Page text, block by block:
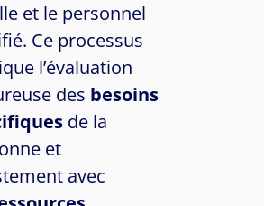
et le personnel
Ce processus
l’évaluation
des besoins
de la
et
avec